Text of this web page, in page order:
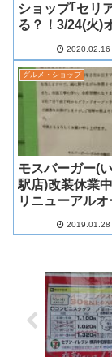
ショップ｢セリ
る？！3/24(火)
2020.02.16
グルメ・ショップ
モスバーガー(
駅店)改装休業
リニューアルオ
2019.01.28